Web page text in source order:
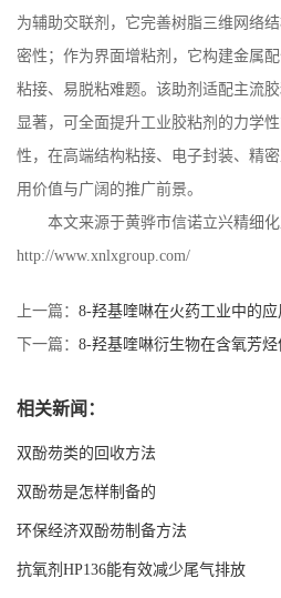
为辅助交联剂，它完善树脂三维网络
密性；作为界面增粘剂，它构建金属
粘接、易脱粘难题。该助剂适配主流
显著，可全面提升工业胶粘剂的力学
性，在高端结构粘接、电子封装、精
用价值与广阔的推广前景。
本文来源于黄骅市信诺立兴精细
http://www.xnlxgroup.com/
上一篇： 8-羟基喹啉在火药工业中的
下一篇： 8-羟基喹啉衍生物在含氧芳烃
相关新闻：
双酚芴类的回收方法
双酚芴是怎样制备的
环保经济双酚芴制备方法
抗氧剂HP136能有效减少尾气排放